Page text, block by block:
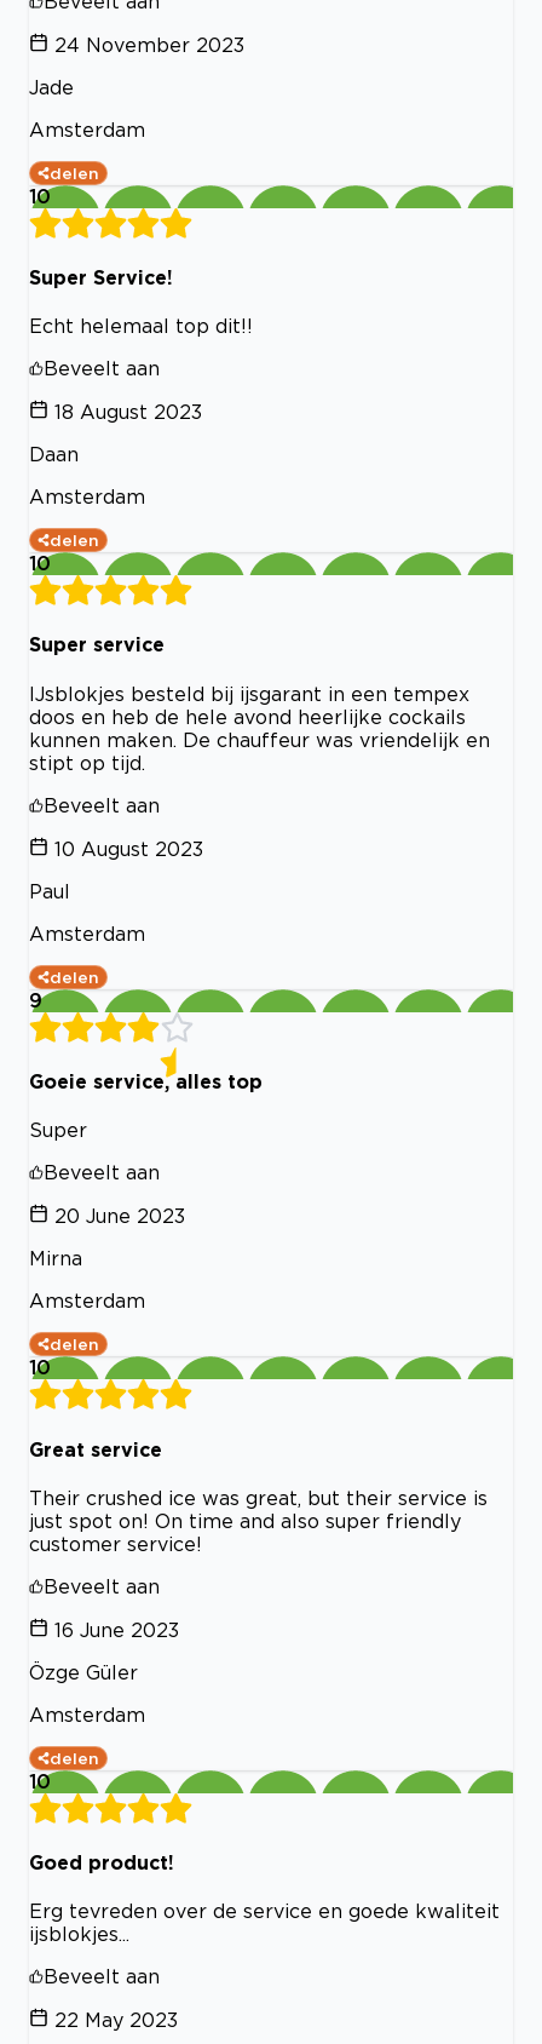
24 November 2023
Jade
Amsterdam
delen
10
Super Service!
Echt helemaal top dit!!
Beveelt aan
18 August 2023
Daan
Amsterdam
delen
10
Super service
IJsblokjes besteld bij ijsgarant in een tempex
doos en heb de hele avond heerlijke cockails
kunnen maken. De chauffeur was vriendelijk en
stipt op tijd.
Beveelt aan
10 August 2023
Paul
Amsterdam
delen
9
Goeie service, alles top
Super
Beveelt aan
20 June 2023
Mirna
Amsterdam
delen
10
Great service
Their crushed ice was great, but their service is
just spot on! On time and also super friendly
customer service!
Beveelt aan
16 June 2023
Özge Güler
Amsterdam
delen
10
Goed product!
Erg tevreden over de service en goede kwaliteit
ijsblokjes...
Beveelt aan
22 May 2023